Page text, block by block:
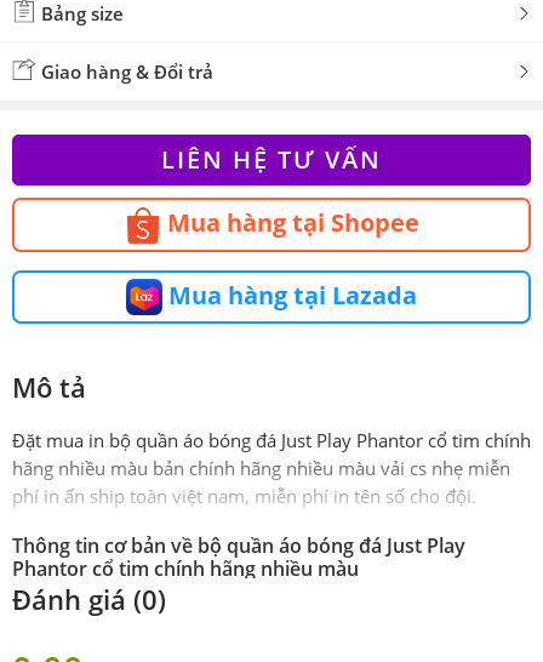
Bảng size
Giao hàng & Đổi trả
LIÊN HỆ TƯ VẤN
Mua hàng tại Shopee
Mua hàng tại Lazada
Mô tả
Đặt mua in bộ quần áo bóng đá Just Play Phantor cổ tim chính
hãng nhiều màu bản chính hãng nhiều màu vải cs nhẹ miễn
phí in ấn ship toàn việt nam, miễn phí in tên số cho đội.
Thông tin cơ bản về bộ quần áo bóng đá Just Play
Phantor cổ tim chính hãng nhiều màu
Phiên
Chính hãng Justplay
Đánh giá (0)